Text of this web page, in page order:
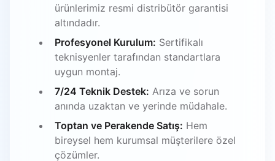
ürünlerimiz resmi distribütör garantisi
altındadır.
Profesyonel Kurulum: Sertifikalı
teknisyenler tarafından standartlara
uygun montaj.
7/24 Teknik Destek: Arıza ve sorun
anında uzaktan ve yerinde müdahale.
Toptan ve Perakende Satış: Hem
bireysel hem kurumsal müşterilere özel
çözümler.